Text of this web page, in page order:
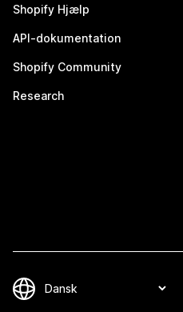
Shopify Hjælp
API-dokumentation
Shopify Community
Research